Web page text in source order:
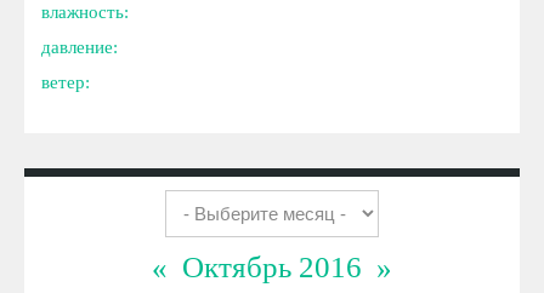
влажность:
давление:
ветер:
« Октябрь 2016 »